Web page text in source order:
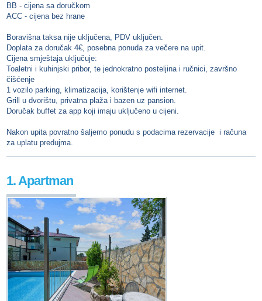
BB - cijena sa doručkom
ACC - cijena bez hrane
Boravišna taksa nije uključena, PDV uključen.
Doplata za doručak 4€, posebna ponuda za večere na upit.
Cijena smještaja uključuje:
Toaletni i kuhinjski pribor, te jednokratno posteljina i ručnici, završno
čišćenje
1 vozilo parking, klimatizacija, korištenje wifi internet.
Grill u dvorištu, privatna plaža i bazen uz pansion.
Doručak buffet za app koji imaju uključeno u cijeni.
Nakon upita povratno šaljemo ponudu s podacima rezervacije i računa
za uplatu predujma.
1. Apartman